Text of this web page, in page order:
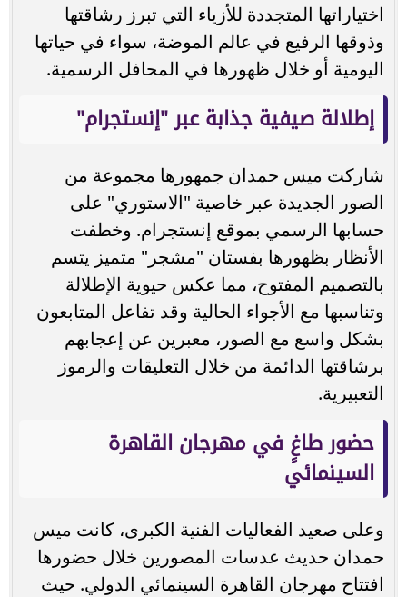
اختياراتها المتجددة للأزياء التي تبرز رشاقتها
وذوقها الرفيع في عالم الموضة، سواء في حياتها
اليومية أو خلال ظهورها في المحافل الرسمية.
إطلالة صيفية جذابة عبر "إنستجرام"
شاركت ميس حمدان جمهورها مجموعة من
الصور الجديدة عبر خاصية "الاستوري" على
حسابها الرسمي بموقع إنستجرام. وخطفت
الأنظار بظهورها بفستان "مشجر" متميز يتسم
بالتصميم المفتوح، مما عكس حيوية الإطلالة
وتناسبها مع الأجواء الحالية وقد تفاعل المتابعون
بشكل واسع مع الصور، معبرين عن إعجابهم
برشاقتها الدائمة من خلال التعليقات والرموز
التعبيرية.
حضور طاغٍ في مهرجان القاهرة
السينمائي
وعلى صعيد الفعاليات الفنية الكبرى، كانت ميس
حمدان حديث عدسات المصورين خلال حضورها
افتتاح مهرجان القاهرة السينمائي الدولي. حيث